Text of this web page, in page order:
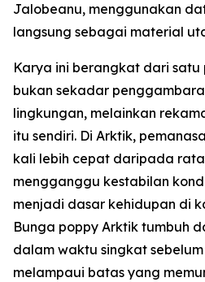
Jalobeanu, menggunakan
langsung sebagai material
Karya ini berangkat dari satu
bukan sekadar
lingkungan, melainkan
itu sendiri. Di Arktik,
kali lebih cepat daripada
mengganggu kestabilan
menjadi dasar kehidupan di
Bunga poppy Arktik tumbuh
dalam waktu singkat
melampaui batas yang